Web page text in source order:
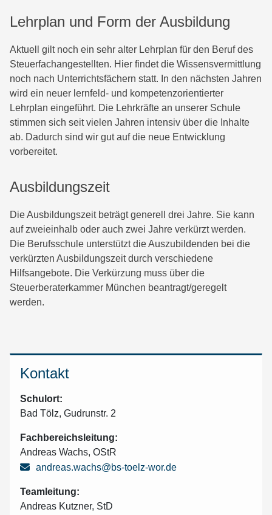
Lehrplan und Form der Ausbildung
Aktuell gilt noch ein sehr alter Lehrplan für den Beruf des
Steuerfachangestellten. Hier findet die Wissensvermittlung
noch nach Unterrichtsfächern statt. In den nächsten Jahren
wird ein neuer lernfeld- und kompetenzorientierter
Lehrplan eingeführt. Die Lehrkräfte an unserer Schule
stimmen sich seit vielen Jahren intensiv über die Inhalte
ab. Dadurch sind wir gut auf die neue Entwicklung
vorbereitet.
Ausbildungszeit
Die Ausbildungszeit beträgt generell drei Jahre. Sie kann
auf zweieinhalb oder auch zwei Jahre verkürzt werden.
Die Berufsschule unterstützt die Auszubildenden bei die
verkürzten Ausbildungszeit durch verschiedene
Hilfsangebote. Die Verkürzung muss über die
Steuerberaterkammer München beantragt/geregelt
werden.
Kontakt
Schulort:
Bad Tölz, Gudrunstr. 2
Fachbereichsleitung:
Andreas Wachs, OStR
andreas.wachs@bs-toelz-wor.de
Teamleitung:
Andreas Kutzner, StD